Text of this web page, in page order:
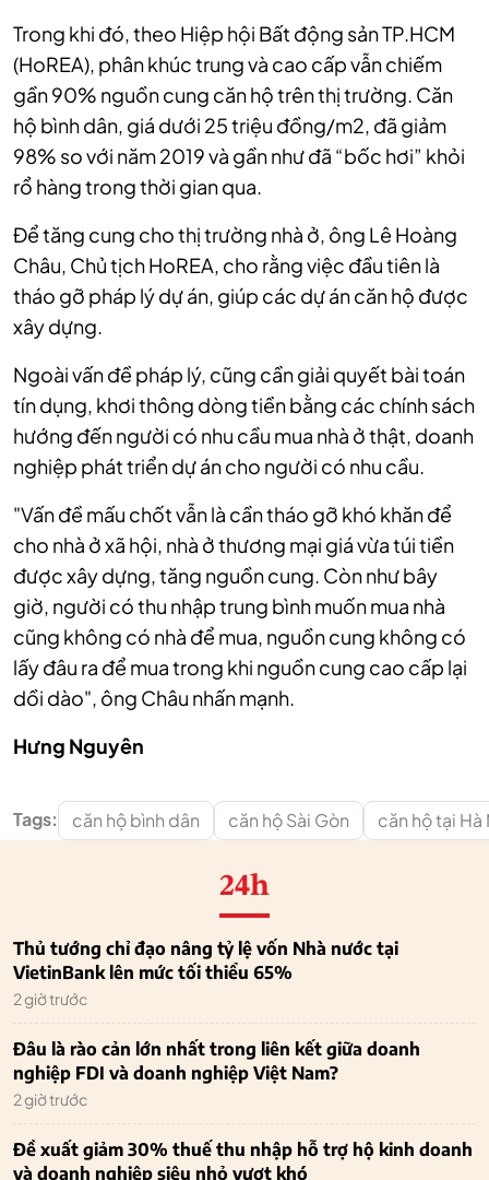
Trong khi đó, theo Hiệp hội Bất động sản TP.HCM
(HoREA), phân khúc trung và cao cấp vẫn chiếm
gần 90% nguồn cung căn hộ trên thị trường. Căn
hộ bình dân, giá dưới 25 triệu đồng/m2, đã giảm
98% so với năm 2019 và gần như đã “bốc hơi” khỏi
rổ hàng trong thời gian qua.
Để tăng cung cho thị trường nhà ở, ông Lê Hoàng
Châu, Chủ tịch HoREA, cho rằng việc đầu tiên là
tháo gỡ pháp lý dự án, giúp các dự án căn hộ được
xây dựng.
Ngoài vấn đề pháp lý, cũng cần giải quyết bài toán
tín dụng, khơi thông dòng tiền bằng các chính sách
hướng đến người có nhu cầu mua nhà ở thật, doanh
nghiệp phát triển dự án cho người có nhu cầu.
"Vấn đề mấu chốt vẫn là cần tháo gỡ khó khăn để
cho nhà ở xã hội, nhà ở thương mại giá vừa túi tiền
được xây dựng, tăng nguồn cung. Còn như bây
giờ, người có thu nhập trung bình muốn mua nhà
cũng không có nhà để mua, nguồn cung không có
lấy đâu ra để mua trong khi nguồn cung cao cấp lại
dồi dào", ông Châu nhấn mạnh.
Hưng Nguyên
Tags: căn hộ bình dân căn hộ Sài Gòn căn hộ tại Hà
24h
Thủ tướng chỉ đạo nâng tỷ lệ vốn Nhà nước tại
VietinBank lên mức tối thiểu 65%
2 giờ trước
Đâu là rào cản lớn nhất trong liên kết giữa doanh
nghiệp FDI và doanh nghiệp Việt Nam?
2 giờ trước
Đề xuất giảm 30% thuế thu nhập hỗ trợ hộ kinh doanh
và doanh nghiệp siêu nhỏ vượt khó